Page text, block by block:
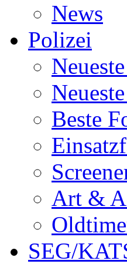
News
Polizei
Beste
Art &
SEG/